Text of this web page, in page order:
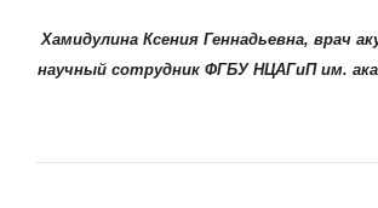
Хамидулина Ксения Геннадьевна, врач
научный сотрудник ФГБУ НЦАГиП им.